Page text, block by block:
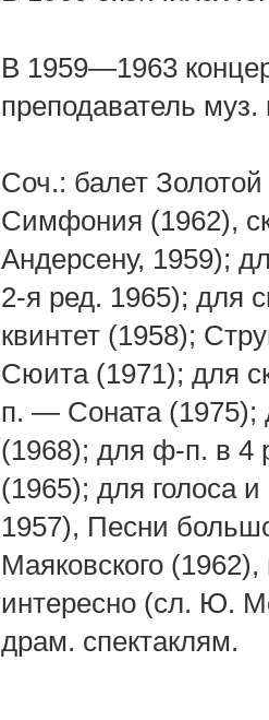
В 1959—1963
преподаватель
Соч.: балет
Симфония (1962),
Андерсену, 1959);
2-я ред. 1965); для
квинтет (1958);
Сюита (1971); для
п. — Соната
(1968); для ф-п. в 4
(1965); для голоса
1957), Песни
Маяковского
интересно (сл. Ю.
драм. спектаклям.